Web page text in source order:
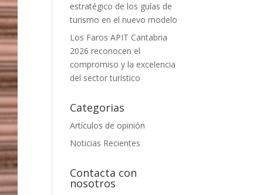
estratégico de los guías de
turismo en el nuevo modelo
Los Faros APIT Cantabria
2026 reconocen el
compromiso y la excelencia
del sector turístico
Categorias
Artículos de opinión
Noticias Recientes
Contacta con
nosotros